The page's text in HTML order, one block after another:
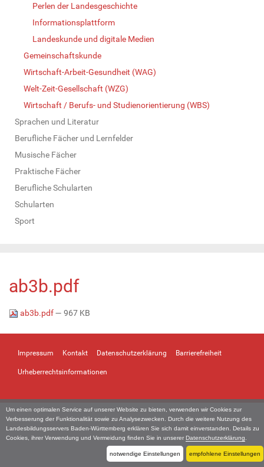
Um einen optimalen Service auf unserer Website zu bieten, verwenden wir Cookies zur
Verbesserung der Funktionalität sowie zu Analysezwecken. Durch die weitere Nutzung des
Landesbildungsservers Baden-Württemberg erklären Sie sich damit einverstanden. Details zu
Cookies, ihrer Verwendung und Vermeidung finden Sie in unserer Datenschutzerklärung
notwendige Einstellungen empfohlene Einstellungen
Perlen der Landesgeschichte
Informationsplattform
Landeskunde und digitale Medien
Gemeinschaftskunde
Wirtschaft-Arbeit-Gesundheit (WAG)
Welt-Zeit-Gesellschaft (WZG)
Wirtschaft / Berufs- und Studienorientierung (WBS)
Sprachen und Literatur
Berufliche Fächer und Lernfelder
Musische Fächer
Praktische Fächer
Berufliche Schularten
Schularten
Sport
ab3b.pdf
ab3b.pdf— 967 KB
Impressum Kontakt Datenschutzerklärung Barrierefreiheit
Urheberrechtsinformationen